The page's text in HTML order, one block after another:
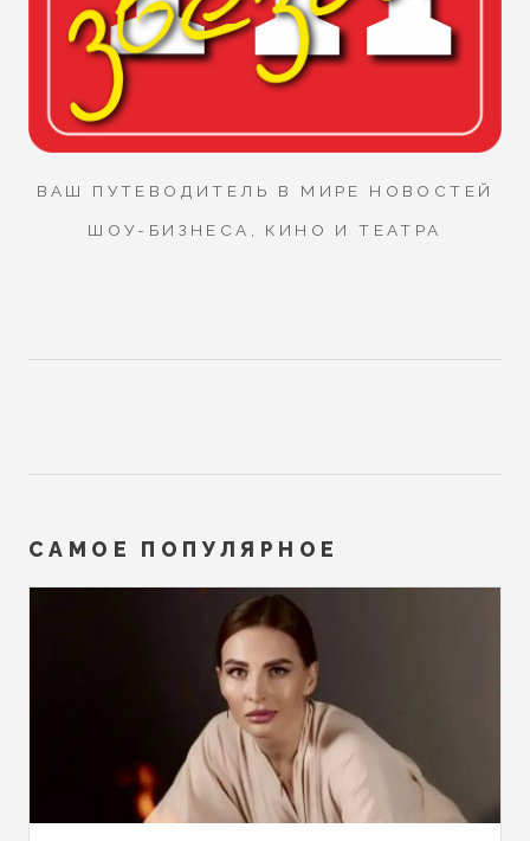
ВАШ ПУТЕВОДИТЕЛЬ В МИРЕ НОВОСТЕЙ
ШОУ-БИЗНЕСА, КИНО И ТЕАТРА
САМОЕ ПОПУЛЯРНОЕ